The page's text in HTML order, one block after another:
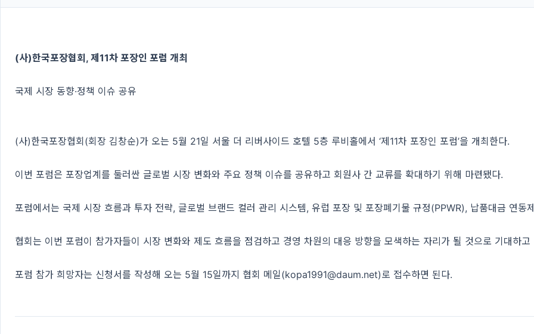
(사)한국포장협회, 제11차 포장인 포럼 개최
국제 시장 동향·정책 이슈 공유
(사)한국포장협회(회장 김창순)가 오는 5월 21일 서울 더 리버사이드 호텔 5층 루비홀에서 ‘제11차 포장인 포럼’을 개최한다.
이번 포럼은 포장업계를 둘러싼 글로벌 시장 변화와 주요 정책 이슈를 공유하고 회원사 간 교류를 확대하기 위해 마련됐다.
포럼에서는 국제 시장 흐름과 투자 전략, 글로벌 브랜드 컬러 관리 시스템, 유럽 포장 및 포장폐기물 규정(PPWR), 납품대금 연동
협회는 이번 포럼이 참가자들이 시장 변화와 제도 흐름을 점검하고 경영 차원의 대응 방향을 모색하는 자리가 될 것으로 기대하고
포럼 참가 희망자는 신청서를 작성해 오는 5월 15일까지 협회 메일(kopa1991@daum.net)로 접수하면 된다.